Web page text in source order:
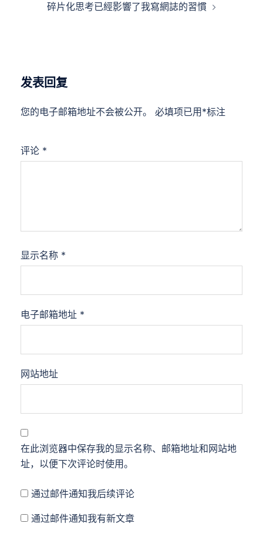
碎片化思考已經影響了我寫網誌的習慣
发表回复
您的电子邮箱地址不会被公开。 必填项已用 *标注
评论 *
显示名称 *
电子邮箱地址 *
网站地址
在此浏览器中保存我的显示名称、邮箱地址和网站地
址，以便下次评论时使用。
通过邮件通知我后续评论
通过邮件通知我有新文章